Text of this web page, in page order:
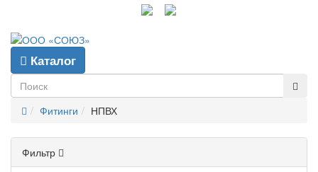
Каталог
Фитинги НПВХ
Фильтр